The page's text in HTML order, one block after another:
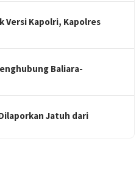
Versi Kapolri, Kapolres
Baliara-
Jatuh dari